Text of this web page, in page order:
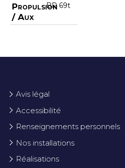
Propulsion
/ Aux
BP 69t
Avis légal
Accessibilité
Renseignements personnels
Nos installations
Réalisations